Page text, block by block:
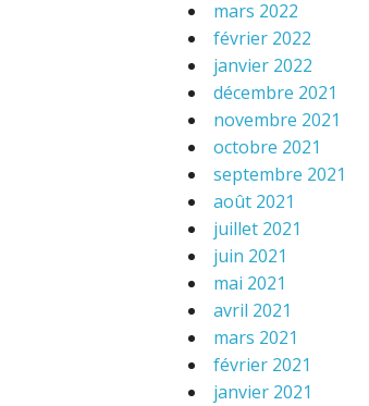
mars 2022
février 2022
janvier 2022
décembre 2021
novembre 2021
octobre 2021
septembre 2021
août 2021
juillet 2021
juin 2021
mai 2021
avril 2021
mars 2021
février 2021
janvier 2021